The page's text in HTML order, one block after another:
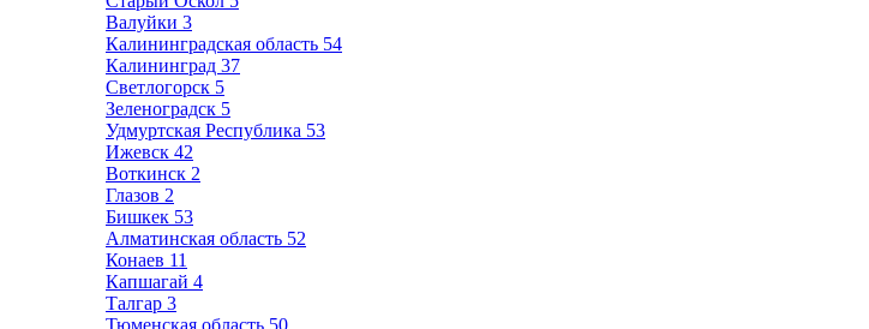
Валуйки 3
Калининградская область 54
Калининград 37
Светлогорск 5
Зеленоградск 5
Удмуртская Республика 53
Ижевск 42
Воткинск 2
Глазов 2
Бишкек 53
Алматинская область 52
Конаев 11
Капшагай 4
Талгар 3
Тюменская область 50